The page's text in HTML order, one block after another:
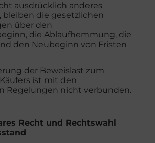
ausdrücklich anderes
bleiben die gesetzlichen
über den
die Ablaufhemmung, die
den Neubeginn von Fristen
der Beweislast zum
ist mit den
Regelungen nicht verbunden.
Recht und Rechtswahl